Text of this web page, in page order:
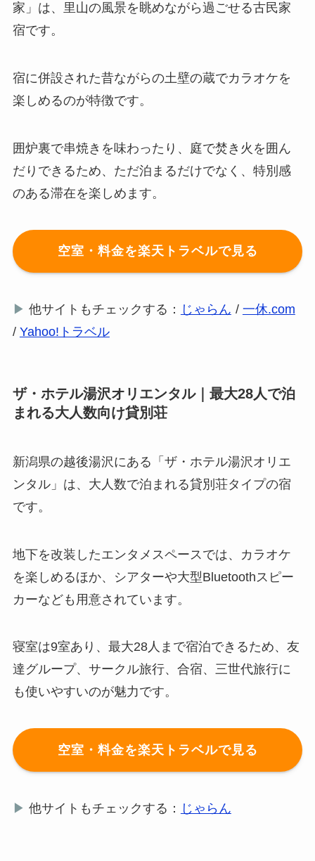
家」は、里山の風景を眺めながら過ごせる古民家
宿です。
宿に併設された昔ながらの土壁の蔵でカラオケを
楽しめるのが特徴です。
囲炉裏で串焼きを味わったり、庭で焚き火を囲ん
だりできるため、ただ泊まるだけでなく、特別感
のある滞在を楽しめます。
空室・料金を楽天トラベルで見る
▶ 他サイトもチェックする： じゃらん / 一休.com
/ Yahoo!トラベル
ザ・ホテル湯沢オリエンタル｜最大28人で泊
まれる大人数向け貸別荘
新潟県の越後湯沢にある「ザ・ホテル湯沢オリエ
ンタル」は、大人数で泊まれる貸別荘タイプの宿
です。
地下を改装したエンタメスペースでは、カラオケ
を楽しめるほか、シアターや大型Bluetoothスピー
カーなども用意されています。
寝室は9室あり、最大28人まで宿泊できるため、友
達グループ、サークル旅行、合宿、三世代旅行に
も使いやすいのが魅力です。
空室・料金を楽天トラベルで見る
▶ 他サイトもチェックする： じゃらん